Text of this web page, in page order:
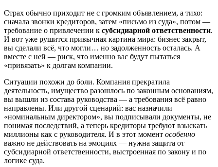
Страх обычно приходит не с громким объявлением, а тихо:
сначала звонки кредиторов, затем «письмо из суда», потом —
требование о привлечении к субсидиарной ответственности.
И вот уже рушится привычная картина мира: бизнес закрыт,
вы сделали всё, что могли… но задолженность осталась. А
вместе с ней — риск, что именно вас будут пытаться
«привязать» к долгам компании.
Ситуации похожи до боли. Компания прекратила
деятельность, имущество разошлось по законным основаниям,
вы вышли из состава руководства — а требования всё равно
направлены. Или другой сценарий: вас назначили
«номинальным директором», вы подписывали документы, не
понимая последствий, а теперь кредиторы требуют взыскать
миллионы как с руководителя. И в этот момент особенно
важно не действовать на эмоциях — нужна защита от
субсидиарной ответственности, выстроенная по закону и по
логике суда.